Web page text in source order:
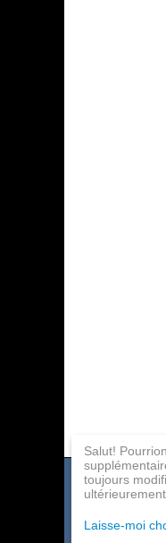
Catalogue de
Salut!
toujours
ultérieurement.
Laisse-moi